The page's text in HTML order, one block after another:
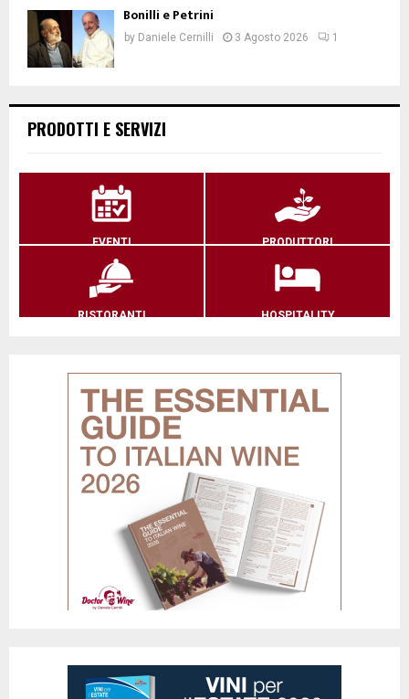
Bonilli e Petrini
by Daniele Cernilli 3 Agosto 2026 1
PRODOTTI E SERVIZI
EVENTI PRODUTTORI
RISTORANTI HOSPITALITY